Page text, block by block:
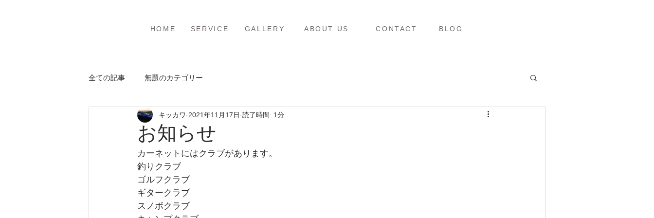
HOME SERVICE GALLERY ABOUT US CONTACT BLOG
全ての記事 無題のカテゴリー
お知らせ
キッカワ 2021年11月17日 読了時間: 1分
カーネットにはクラブがあります。
釣りクラブ
ゴルフクラブ
ギタークラブ
スノボクラブ